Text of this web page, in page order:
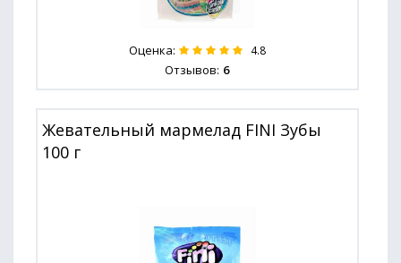
Оценка: 4.8
Отзывов: 6
Жевательный мармелад FINI Зубы
100 г